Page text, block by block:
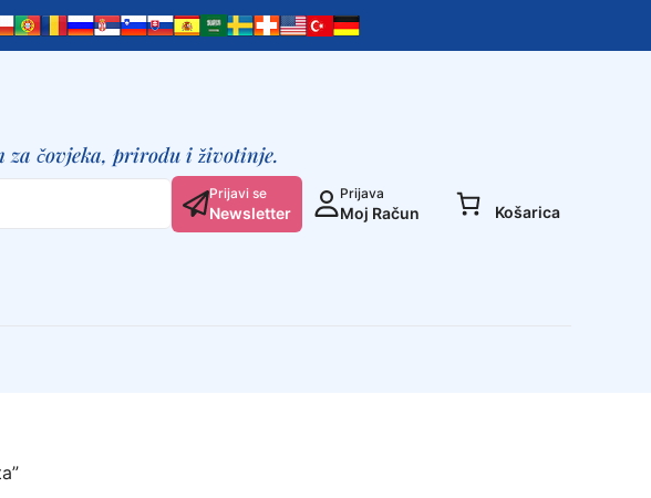
za čovjeka, prirodu i životinje.
Prijavi se
Newsletter
Prijava
Moj Račun Košarica